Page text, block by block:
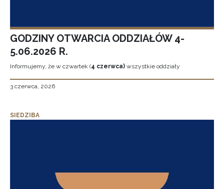
GODZINY OTWARCIA ODDZIAŁÓW 4-
5.06.2026 R.
Informujemy, że w czwartek (4 czerwca) wszystkie oddziały
3 czerwca, 2026
SIEDZIBA